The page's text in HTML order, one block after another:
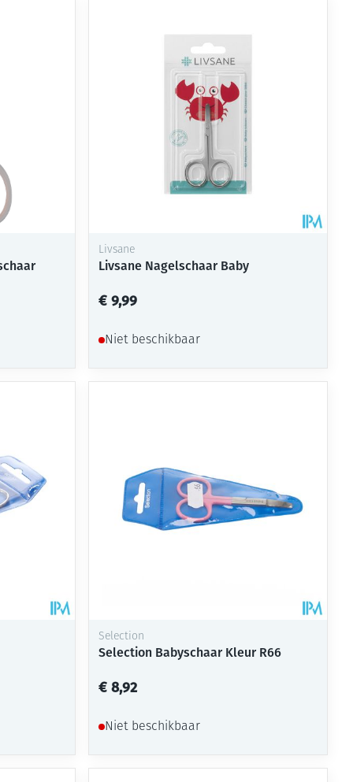
geurproducten
Livsane
Livsane Nagelschaar Baby
€ 9,99
Niet beschikbaar
Selection
Selection Babyschaar Kleur R66
€ 8,92
Niet beschikbaar